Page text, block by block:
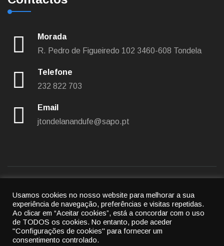
Morada
R. Pedro de Figueiredo 102 3460-608 Tondela
Telefone
232 822 703
Email
jtondelanandufe@sapo.pt
Política de privacidade|Política de cookies
© 2022 União das freguesias de Tondela e Nandufe
All rights reserved.
Usamos cookies no nosso website para melhorar a sua
experiência de navegação, preferências e visitas repetidas.
Ao clicar em “Aceitar cookies”, está a concordar com o uso
de TODOS os cookies. No entanto, pode aceder
"Configurações de cookies" para fornecer um
consentimento controlado.